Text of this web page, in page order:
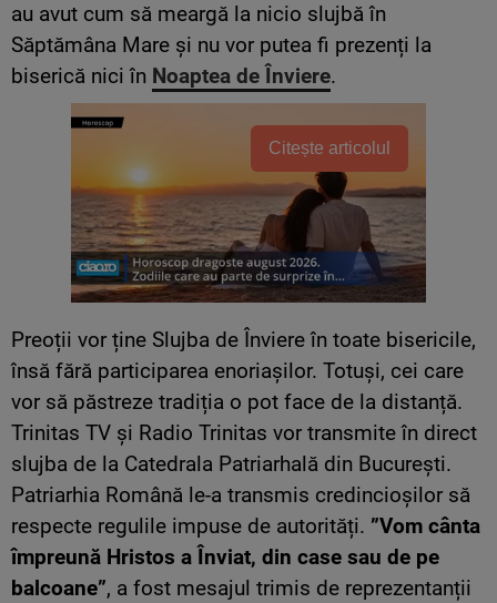
au avut cum să meargă la nicio slujbă în
Săptămâna Mare și nu vor putea fi prezenți la
biserică nici în Noaptea de Înviere.
Citește articolul
Preoții vor ține Slujba de Înviere în toate bisericile,
însă fără participarea enoriașilor. Totuși, cei care
vor să păstreze tradiția o pot face de la distanță.
Trinitas TV și Radio Trinitas vor transmite în direct
slujba de la Catedrala Patriarhală din București.
Patriarhia Română le-a transmis credincioșilor să
respecte regulile impuse de autorități. ”Vom cânta
împreună Hristos a Înviat, din case sau de pe
balcoane”, a fost mesajul trimis de reprezentanții